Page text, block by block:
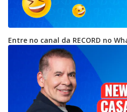
Entre no canal da RECORD no